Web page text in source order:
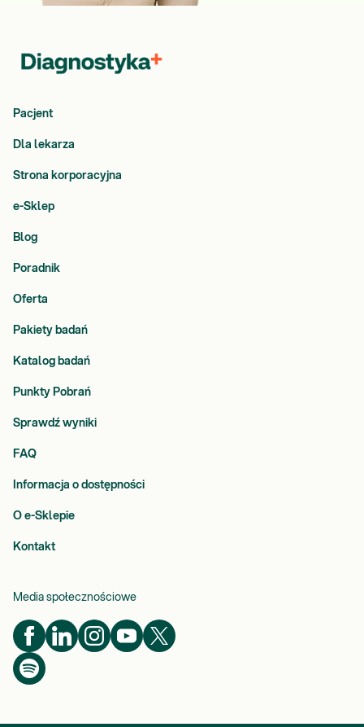
Pacjent
Dla lekarza
Strona korporacyjna
e-Sklep
Blog
Poradnik
Oferta
Pakiety badań
Katalog badań
Punkty Pobrań
Sprawdź wyniki
FAQ
Informacja o dostępności
O e-Sklepie
Kontakt
Media społecznościowe